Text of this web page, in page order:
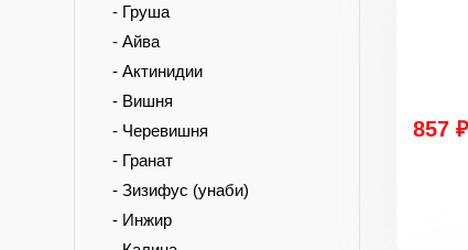
- Груша
- Айва
- Актинидии
- Вишня
- Черевишня
- Гранат
- Зизифус (унаби)
- Инжир
857 ₽